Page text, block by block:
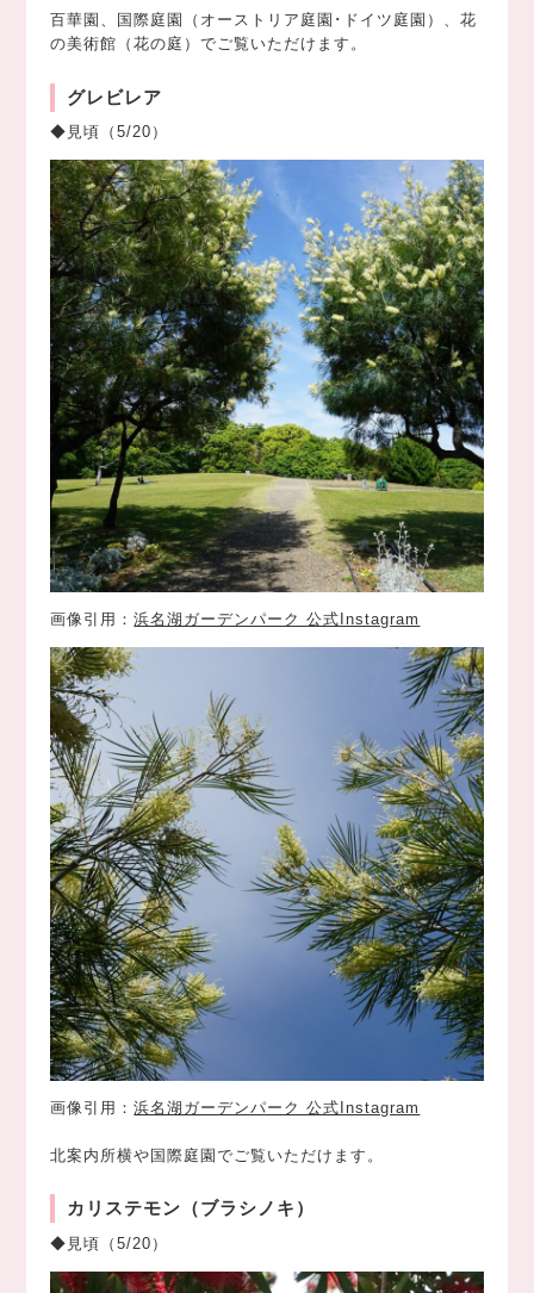
百華園、国際庭園（オーストリア庭園･ドイツ庭園）、花
の美術館（花の庭）でご覧いただけます。
グレビレア
◆見頃（5/20）
画像引用：浜名湖ガーデンパーク 公式Instagram
画像引用：浜名湖ガーデンパーク 公式Instagram
北案内所横や国際庭園でご覧いただけます。
カリステモン（ブラシノキ）
◆見頃（5/20）